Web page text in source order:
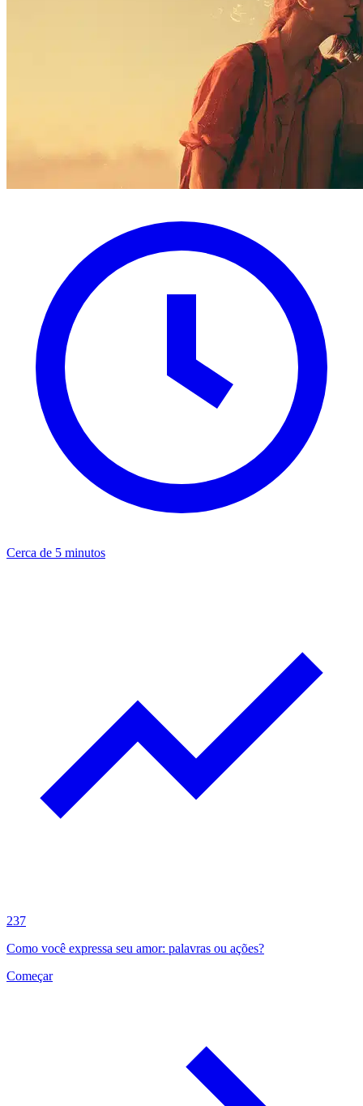
Cerca de 5 minutos
237
Como você expressa seu amor: palavras ou ações?
Começar